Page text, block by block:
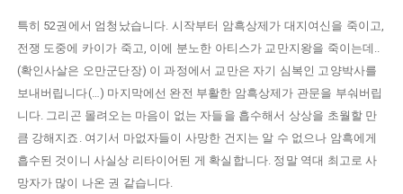
특히 52권에서 엄청났습니다. 시작부터 암흑상제가 대지여신을 죽이고,
전쟁 도중에 카이가 죽고, 이에 분노한 아티스가 교만지왕을 죽이는데..
(확인사살은 오만군단장) 이 과정에서 교만은 자기 심복인 고양박사를
보내버립니다(…) 마지막에선 완전 부활한 암흑상제가 관문을 부숴버립
니다. 그리곤 몰려오는 마음이 없는 자들을 흡수해서 상상을 초월할 만
큼 강해지죠. 여기서 마없자들이 사망한 건지는 알 수 없으나 암흑에게
흡수된 것이니 사실상 리타이어된 게 확실합니다. 정말 역대 최고로 사
망자가 많이 나온 권 같습니다.